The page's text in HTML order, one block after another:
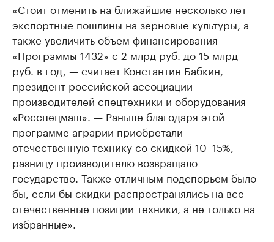
«Стоит отменить на ближайшие несколько лет
экспортные пошлины на зерновые культуры, а
также увеличить объем финансирования
«Программы 1432» с 2 млрд руб. до 15 млрд
руб. в год, — считает Константин Бабкин,
президент российской ассоциации
производителей спецтехники и оборудования
«Росспецмаш». — Раньше благодаря этой
программе аграрии приобретали
отечественную технику со скидкой 10–15%,
разницу производителю возвращало
государство. Также отличным подспорьем было
бы, если бы скидки распространялись на все
отечественные позиции техники, а не только на
избранные».